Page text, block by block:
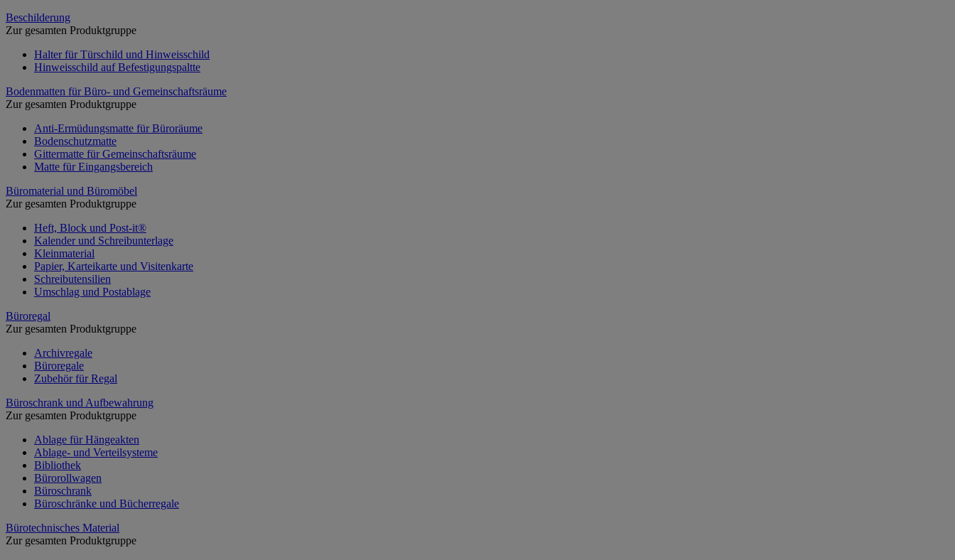
Beschilderung
Zur gesamten Produktgruppe
Halter für Türschild und Hinweisschild
Hinweisschild auf Befestigungspaltte
Bodenmatten für Büro- und Gemeinschaftsräume
Zur gesamten Produktgruppe
Anti-Ermüdungsmatte für Büroräume
Bodenschutzmatte
Gittermatte für Gemeinschaftsräume
Matte für Eingangsbereich
Büromaterial und Büromöbel
Zur gesamten Produktgruppe
Heft, Block und Post-it®
Kalender und Schreibunterlage
Kleinmaterial
Papier, Karteikarte und Visitenkarte
Schreibutensilien
Umschlag und Postablage
Büroregal
Zur gesamten Produktgruppe
Archivregale
Büroregale
Zubehör für Regal
Büroschrank und Aufbewahrung
Zur gesamten Produktgruppe
Ablage für Hängeakten
Ablage- und Verteilsysteme
Bibliothek
Bürorollwagen
Büroschrank
Büroschränke und Bücherregale
Bürotechnisches Material
Zur gesamten Produktgruppe